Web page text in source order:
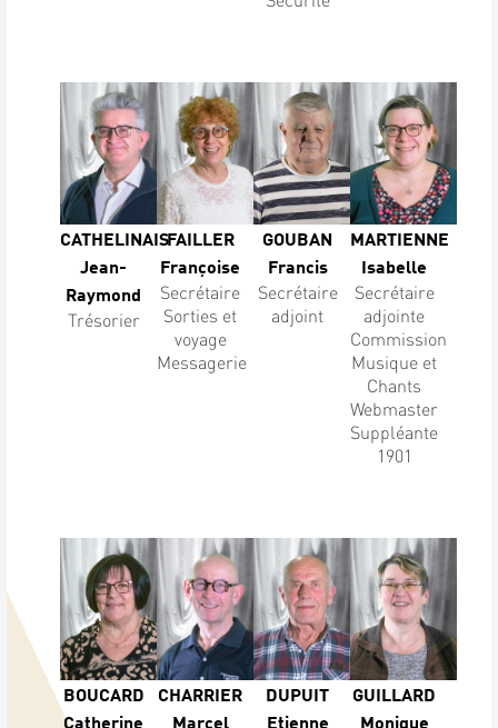
CATHELINAIS
Jean-
Raymond
Trésorier
FAILLER
Françoise
Secrétaire
Sorties et
voyage
Messagerie
GOUBAN
Francis
Secrétaire
adjoint
MARTIENNE
Isabelle
Secrétaire
adjointe
Commission
Musique et
Chants
Webmaster
Suppléante
1901
BOUCARD
Catherine
CHARRIER
Marcel
DUPUIT
Etienne
GUILLARD
Monique